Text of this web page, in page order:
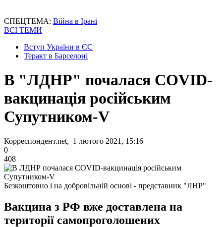
СПЕЦТЕМА: Війна в Ірані
ВСІ ТЕМИ
Вступ України в ЄС
Теракт в Барселоні
В "ЛДНР" почалася COVID-
вакцинація російським
Супутником-V
Корреспондент.net, 1 лютого 2021, 15:16
0
408
Безкоштовно і на добровільній основі - представник "ЛНР"
Вакцина з РФ вже доставлена на
території самопроголошених